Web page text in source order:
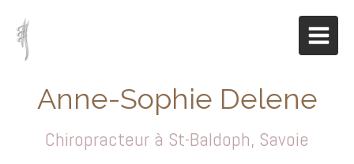
Anne-Sophie Delene
Chiropracteur à St-Baldoph, Savoie